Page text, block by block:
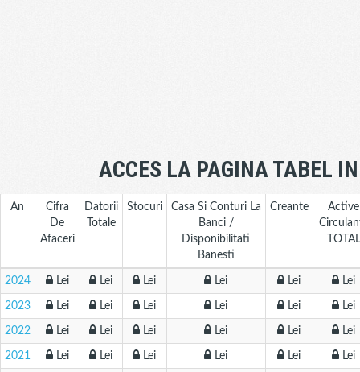
ACCES LA PAGINA TABEL
An
Cifra
De
Afaceri
Datorii
Totale
Stocuri
Casa Si Conturi La
Banci /
Disponibilitati
Banesti
Creante
Active
TOTAL
2024 Lei Lei Lei Lei Lei Lei
2023 Lei Lei Lei Lei Lei Lei
2022 Lei Lei Lei Lei Lei Lei
2021 Lei Lei Lei Lei Lei Lei